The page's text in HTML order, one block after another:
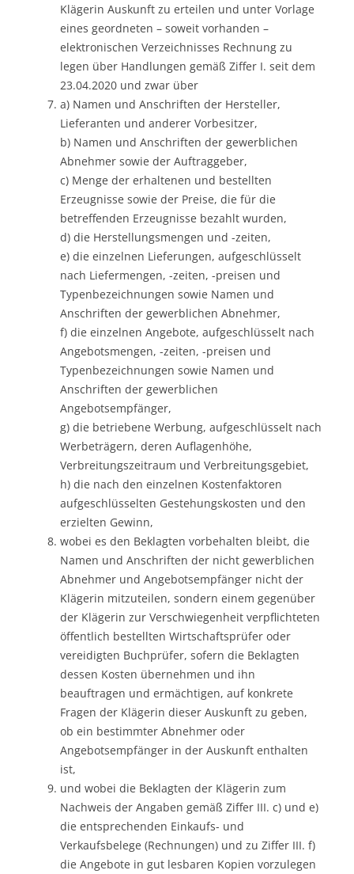
Klägerin Auskunft zu erteilen und unter Vorlage
eines geordneten – soweit vorhanden –
elektronischen Verzeichnisses Rechnung zu
legen über Handlungen gemäß Ziffer I. seit dem
23.04.2020 und zwar über
a) Namen und Anschriften der Hersteller,
Lieferanten und anderer Vorbesitzer,
b) Namen und Anschriften der gewerblichen
Abnehmer sowie der Auftraggeber,
c) Menge der erhaltenen und bestellten
Erzeugnisse sowie der Preise, die für die
betreffenden Erzeugnisse bezahlt wurden,
d) die Herstellungsmengen und -zeiten,
e) die einzelnen Lieferungen, aufgeschlüsselt
nach Liefermengen, -zeiten, -preisen und
Typenbezeichnungen sowie Namen und
Anschriften der gewerblichen Abnehmer,
f) die einzelnen Angebote, aufgeschlüsselt nach
Angebotsmengen, -zeiten, -preisen und
Typenbezeichnungen sowie Namen und
Anschriften der gewerblichen
Angebotsempfänger,
g) die betriebene Werbung, aufgeschlüsselt nach
Werbeträgern, deren Auflagenhöhe,
Verbreitungszeitraum und Verbreitungsgebiet,
h) die nach den einzelnen Kostenfaktoren
aufgeschlüsselten Gestehungskosten und den
erzielten Gewinn,
wobei es den Beklagten vorbehalten bleibt, die
Namen und Anschriften der nicht gewerblichen
Abnehmer und Angebotsempfänger nicht der
Klägerin mitzuteilen, sondern einem gegenüber
der Klägerin zur Verschwiegenheit verpflichteten
öffentlich bestellten Wirtschaftsprüfer oder
vereidigten Buchprüfer, sofern die Beklagten
dessen Kosten übernehmen und ihn
beauftragen und ermächtigen, auf konkrete
Fragen der Klägerin dieser Auskunft zu geben,
ob ein bestimmter Abnehmer oder
Angebotsempfänger in der Auskunft enthalten
ist,
und wobei die Beklagten der Klägerin zum
Nachweis der Angaben gemäß Ziffer III. c) und e)
die entsprechenden Einkaufs- und
Verkaufsbelege (Rechnungen) und zu Ziffer III. f)
die Angebote in gut lesbaren Kopien vorzulegen